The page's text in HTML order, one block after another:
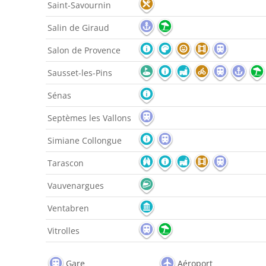
Saint-Savournin
Salin de Giraud
Salon de Provence
Sausset-les-Pins
Sénas
Septèmes les Vallons
Simiane Collongue
Tarascon
Vauvenargues
Ventabren
Vitrolles
Gare Aéroport